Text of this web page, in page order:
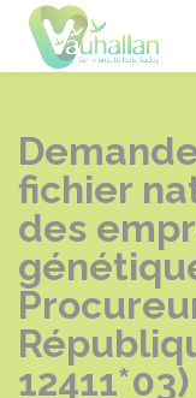
fichier
des
12411*03)